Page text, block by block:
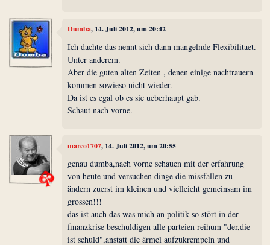
Dumba, 14. Juli 2012, um 20:42
Ich dachte das nennt sich dann mangelnde Flexibilitaet.
Unter anderem.
Aber die guten alten Zeiten , denen einige nachtrauern
kommen sowieso nicht wieder.
Da ist es egal ob es sie ueberhaupt gab.
Schaut nach vorne.
marco1707, 14. Juli 2012, um 20:55
genau dumba,nach vorne schauen mit der erfahrung
von heute und versuchen dinge die missfallen zu
ändern zuerst im kleinen und vielleicht gemeinsam im
grossen!!!
das ist auch das was mich an politik so stört in der
finanzkrise beschuldigen alle parteien reihum "der,die
ist schuld",anstatt die ärmel aufzukrempeln und